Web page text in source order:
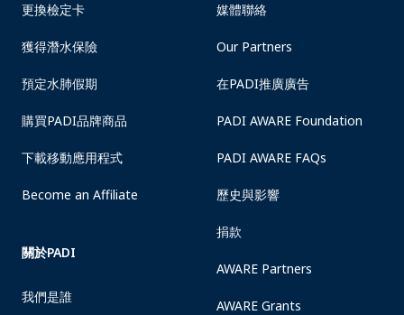
更換檢定卡
獲得潛水保險
預定水肺假期
購買PADI品牌商品
下載移動應用程式
Become an Affiliate
關於PADI
我們是誰
媒體聯絡
Our Partners
在PADI推廣廣告
PADI AWARE Foundation
PADI AWARE FAQs
歷史與影響
捐款
AWARE Partners
AWARE Grants